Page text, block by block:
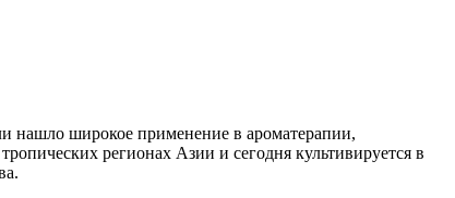
нашло широкое применение в ароматерапии,
регионах Азии и сегодня культивируется в